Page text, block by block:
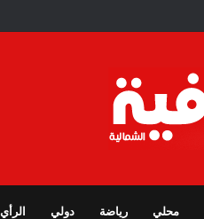
محلي رياضة دولي الرأي